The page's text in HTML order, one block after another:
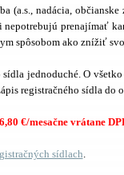
(a.s., nadácia,
prenajímať
spôsobom ako znížiť
jednoduché. O
registračného sídla do
€/mesačne vrátane
sídlach.